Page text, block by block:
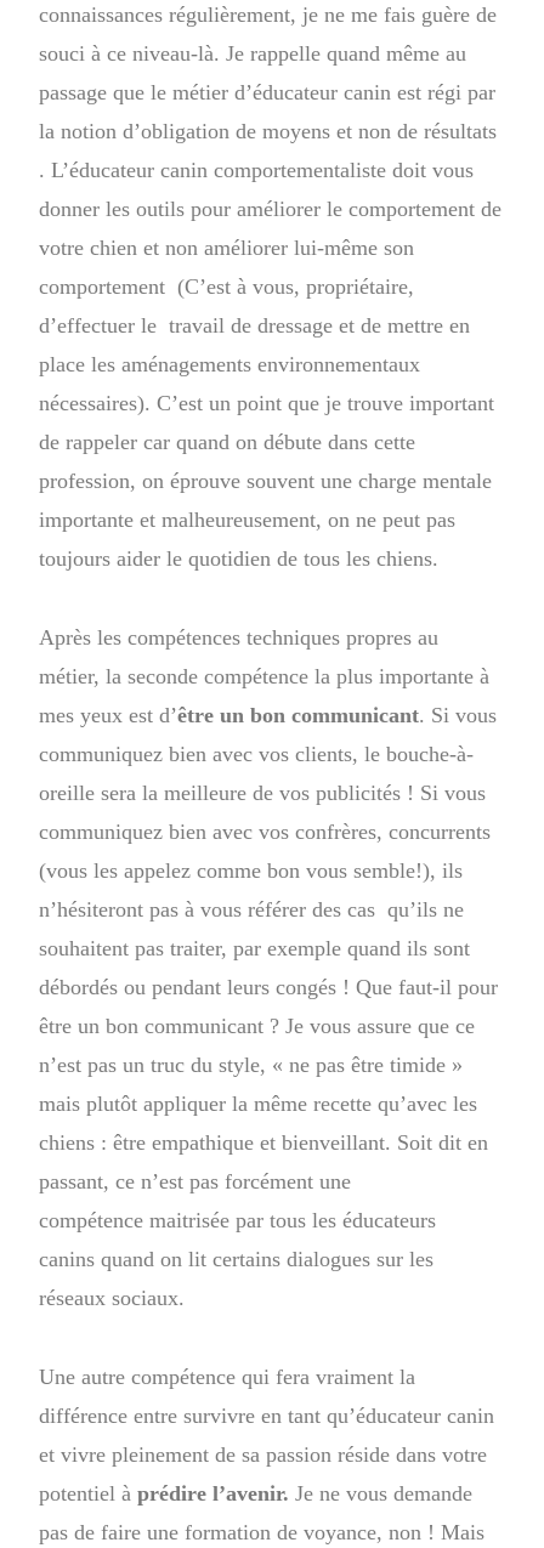
connaissances régulièrement, je ne me fais guère de
souci à ce niveau-là. Je rappelle quand même au
passage que le métier d’éducateur canin est régi par
la notion d’obligation de moyens et non de résultats
. L’éducateur canin comportementaliste doit vous
donner les outils pour améliorer le comportement de
votre chien et non améliorer lui-même son
comportement (C’est à vous, propriétaire,
d’effectuer le travail de dressage et de mettre en
place les aménagements environnementaux
nécessaires). C’est un point que je trouve important
de rappeler car quand on débute dans cette
profession, on éprouve souvent une charge mentale
importante et malheureusement, on ne peut pas
toujours aider le quotidien de tous les chiens.
Après les compétences techniques propres au
métier, la seconde compétence la plus importante à
mes yeux est d’être un bon communicant. Si vous
communiquez bien avec vos clients, le bouche-à-
oreille sera la meilleure de vos publicités ! Si vous
communiquez bien avec vos confrères, concurrents
(vous les appelez comme bon vous semble!), ils
n’hésiteront pas à vous référer des cas qu’ils ne
souhaitent pas traiter, par exemple quand ils sont
débordés ou pendant leurs congés ! Que faut-il pour
être un bon communicant ? Je vous assure que ce
n’est pas un truc du style, « ne pas être timide »
mais plutôt appliquer la même recette qu’avec les
chiens : être empathique et bienveillant. Soit dit en
passant, ce n’est pas forcément une
compétence maitrisée par tous les éducateurs
canins quand on lit certains dialogues sur les
réseaux sociaux.
Une autre compétence qui fera vraiment la
différence entre survivre en tant qu’éducateur canin
et vivre pleinement de sa passion réside dans votre
potentiel àprédire l’avenir. Je ne vous demande
pas de faire une formation de voyance, non ! Mais